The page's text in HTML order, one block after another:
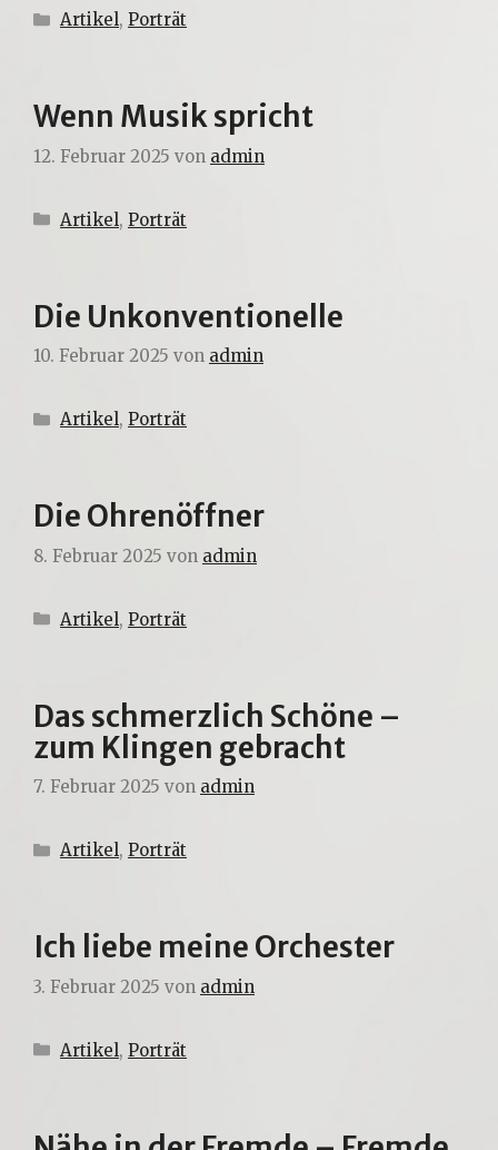
Kategorien
Artikel, Porträt
Wenn Musik spricht
12. Februar 2025 von admin
Kategorien
Artikel, Porträt
Die Unkonventionelle
10. Februar 2025 von admin
Kategorien
Artikel, Porträt
Die Ohrenöffner
8. Februar 2025 von admin
Kategorien
Artikel, Porträt
Das schmerzlich Schöne –
zum Klingen gebracht
7. Februar 2025 von admin
Kategorien
Artikel, Porträt
Ich liebe meine Orchester
3. Februar 2025 von admin
Kategorien
Artikel, Porträt